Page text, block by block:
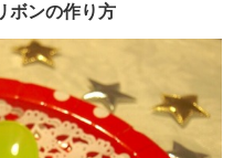
ボンの作り方